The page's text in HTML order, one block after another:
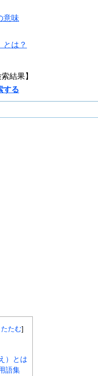
意味
とは？
結果】
する
たむ]
）とは
語集